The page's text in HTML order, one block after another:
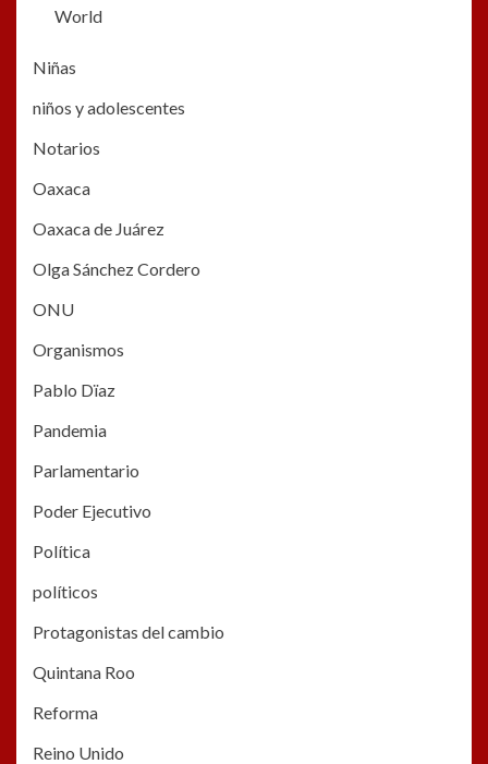
World
Niñas
niños y adolescentes
Notarios
Oaxaca
Oaxaca de Juárez
Olga Sánchez Cordero
ONU
Organismos
Pablo Dïaz
Pandemia
Parlamentario
Poder Ejecutivo
Política
políticos
Protagonistas del cambio
Quintana Roo
Reforma
Reino Unido